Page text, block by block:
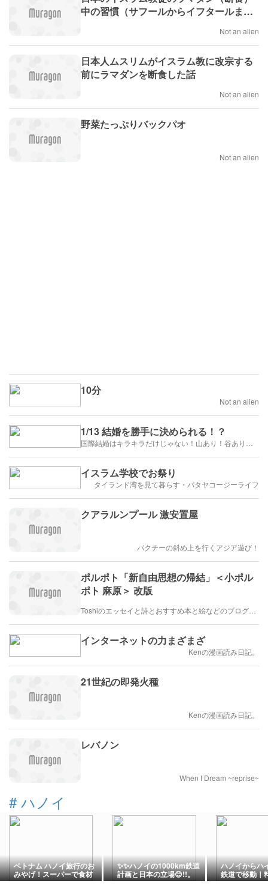
中の習慣（サフールからイフタールま
Not an alien
日本人ムスリムがイスラム教に改宗する
前にラマダンを断食した話
Not an alien
野菜たっぷりバックパオ
Not an alien
10分
Not an alien
1/13 結婚を勝手に決められる！？
イスラム学校でお祭り
タイランド湾を見て暮らす・パタヤコージーライフ
クアラルンプール 激安置屋
パクチーの斜め上を行くアジア遊び！
ポルポト「新自由思想の帰結」＜小ポル
ポト 麻原＞ 改版
インターネットの力まざまざ
Kenの漫画読み日記。
21世紀の即発火種
Kenの漫画読み日記。
レバノン
When I Dream ~reprise~
# ハノイ
ベトナム ハノイ旅行のお
みやげ！スーパーで食材
からオヤツ、お茶まで
✨✨ハノイの1000km鉄道
計画と日本の立場😊!!。
ハノイからハ
鉄道で移動｜
表・車内・乗